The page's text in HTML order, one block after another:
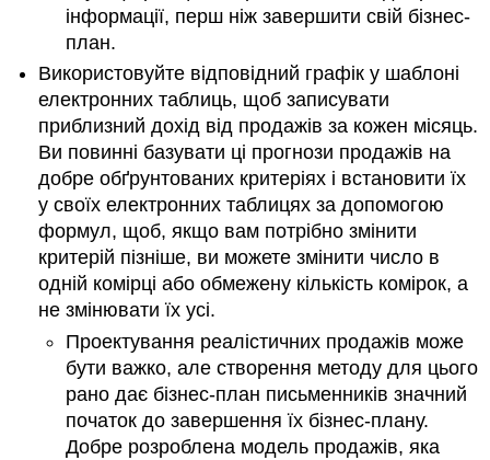
інформації, перш ніж завершити свій бізнес-
план.
Використовуйте відповідний графік у шаблоні
електронних таблиць, щоб записувати
приблизний дохід від продажів за кожен місяць.
Ви повинні базувати ці прогнози продажів на
добре обґрунтованих критеріях і встановити їх
у своїх електронних таблицях за допомогою
формул, щоб, якщо вам потрібно змінити
критерій пізніше, ви можете змінити число в
одній комірці або обмежену кількість комірок, а
не змінювати їх усі.
Проектування реалістичних продажів може
бути важко, але створення методу для цього
рано дає бізнес-план письменників значний
початок до завершення їх бізнес-плану.
Добре розроблена модель продажів, яка